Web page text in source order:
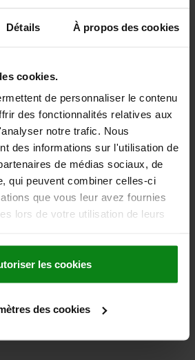
Détails À propos des cookies
cookies.
de personnaliser le contenu
des fonctionnalités relatives aux
notre trafic. Nous
des informations sur l'utilisation de
de médias sociaux, de
qui peuvent combiner celles-ci
que vous leur avez fournies
lors de votre utilisation de leurs
les cookies
des cookies
acheté
Bride articulée sans denture